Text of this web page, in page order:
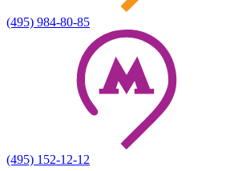
(495) 984-80-85
(495) 152-12-12